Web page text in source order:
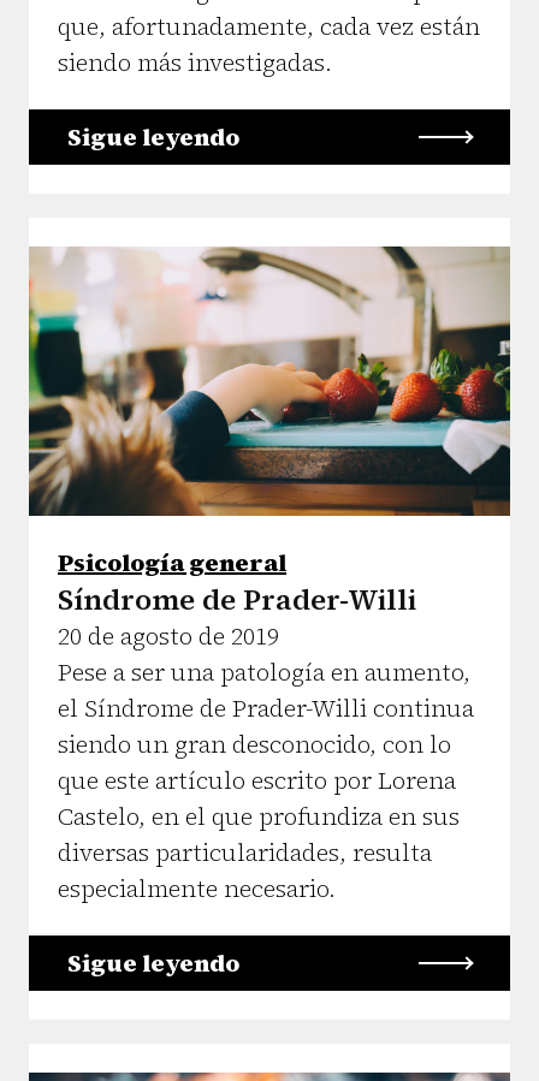
que, afortunadamente, cada vez están
siendo más investigadas.
Sigue leyendo
Psicología general
Síndrome de Prader-Willi
20 de agosto de 2019
Pese a ser una patología en aumento,
el Síndrome de Prader-Willi continua
siendo un gran desconocido, con lo
que este artículo escrito por Lorena
Castelo, en el que profundiza en sus
diversas particularidades, resulta
especialmente necesario.
Sigue leyendo